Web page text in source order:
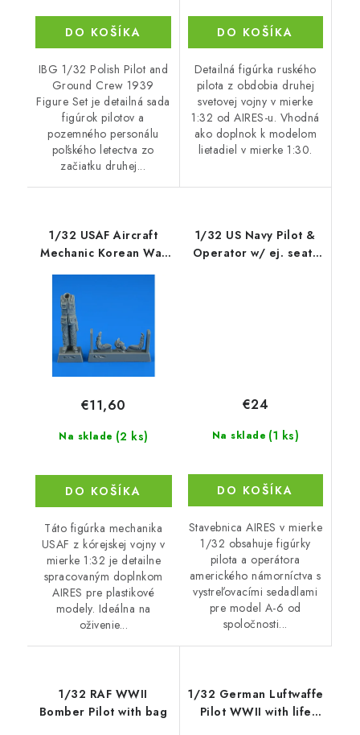
DO KOŠÍKA
IBG 1/32 Polish Pilot and
Ground Crew 1939
Figure Set je detailná sada
figúrok pilotov a
pozemného personálu
poľského letectva zo
začiatku druhej...
DO KOŠÍKA
Detailná figúrka ruského
pilota z obdobia druhej
svetovej vojny v mierke
1:32 od AIRES-u. Vhodná
ako doplnok k modelom
lietadiel v mierke 1:30.
1/32 USAF Aircraft
Mechanic Korean War
Na sklade (2 ks)
€11,60
DO KOŠÍKA
Táto figúrka mechanika
USAF z kórejskej vojny v
mierke 1:32 je detailne
spracovaným doplnkom
AIRES pre plastikové
modely. Ideálna na
oživenie...
1/32 US Navy Pilot &
Operator w/ ej. seats
Na sklade (1 ks)
€24
DO KOŠÍKA
Stavebnica AIRES v mierke
1/32 obsahuje figúrky
pilota a operátora
amerického námorníctva s
vystreľovacími sedadlami
pre model A-6 od
spoločnosti...
1/32 RAF WWII
Bomber Pilot with bag
1/32 German Luftwaffe
Pilot WWII with life